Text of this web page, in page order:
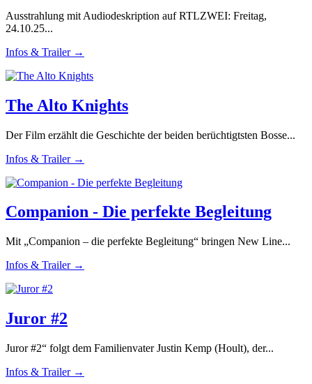
Ausstrahlung mit Audiodeskription auf RTLZWEI: Freitag,
24.10.25...
Infos & Trailer →
The Alto Knights
Der Film erzählt die Geschichte der beiden berüchtigtsten Bosse...
Infos & Trailer →
Companion - Die perfekte Begleitung
Mit „Companion – die perfekte Begleitung“ bringen New Line...
Infos & Trailer →
Juror #2
Juror #2“ folgt dem Familienvater Justin Kemp (Hoult), der...
Infos & Trailer →